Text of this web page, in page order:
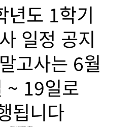
년도 1학기
일정 공지
고사는 6월
~ 19일로
됩니다